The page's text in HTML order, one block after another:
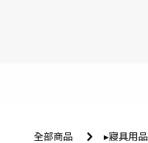
全部商品 ▸寢具用品